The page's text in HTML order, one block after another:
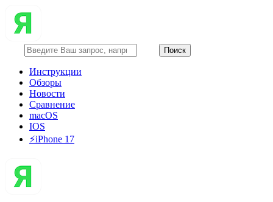
Инструкции
Обзоры
Новости
Сравнение
macOS
IOS
⚡️iPhone 17